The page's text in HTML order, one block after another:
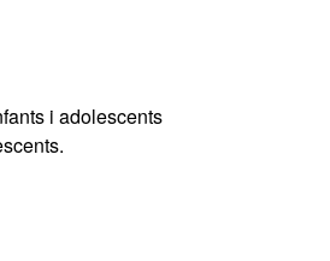
i adolescents